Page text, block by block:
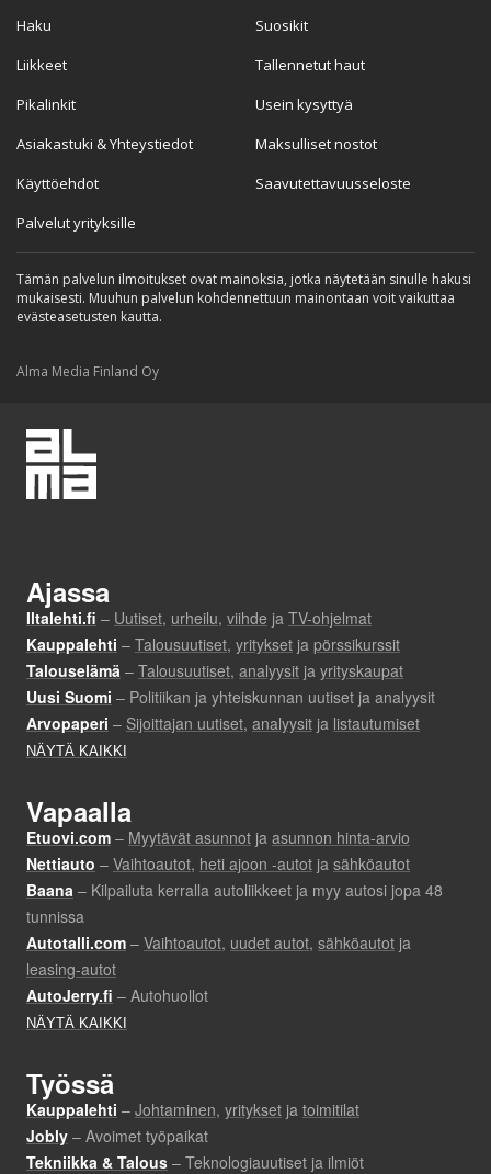
Haku
Liikkeet
Pikalinkit
Asiakastuki & Yhteystiedot
Käyttöehdot
Palvelut yrityksille
Suosikit
Tallennetut haut
Usein kysyttyä
Maksulliset nostot
Saavutettavuusseloste
Tämän palvelun ilmoitukset ovat mainoksia, jotka näytetään sinulle hakusi
mukaisesti. Muuhun palvelun kohdennettuun mainontaan voit vaikuttaa
evästeasetusten kautta.
Alma Media Finland Oy